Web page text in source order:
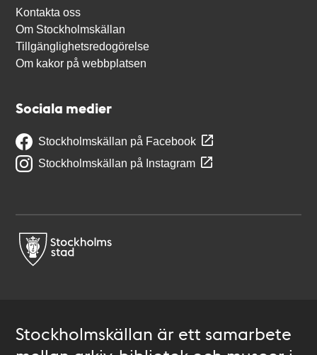
Kontakta oss
Om Stockholmskällan
Tillgänglighetsredogörelse
Om kakor på webbplatsen
Sociala medier
Stockholmskällan på Facebook
Stockholmskällan på Instagram
Stockholmskällan är ett samarbete